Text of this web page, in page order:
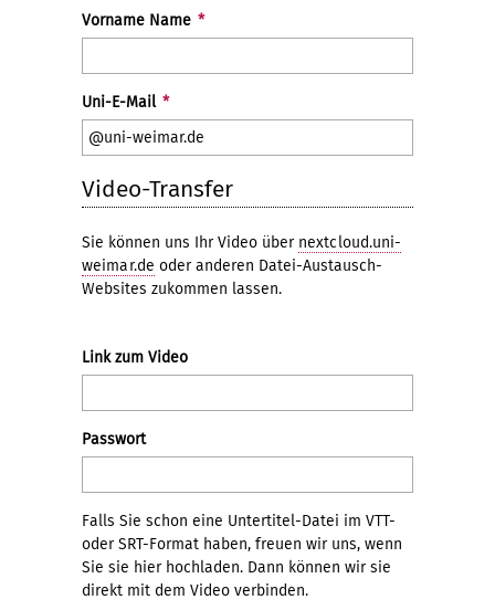
Vorname Name *
Uni-E-Mail *
Video-Transfer
Sie können uns Ihr Video über nextcloud.uni-
weimar.de oder anderen Datei-Austausch-
Websites zukommen lassen.
Link zum Video
Passwort
Falls Sie schon eine Untertitel-Datei im VTT-
oder SRT-Format haben, freuen wir uns, wenn
Sie sie hier hochladen. Dann können wir sie
direkt mit dem Video verbinden.